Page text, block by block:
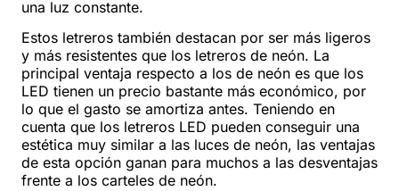
una luz constante.
Estos letreros también destacan por ser más ligeros
y más resistentes que los letreros de neón. La
principal ventaja respecto a los de neón es que los
LED tienen un precio bastante más económico, por
lo que el gasto se amortiza antes. Teniendo en
cuenta que los letreros LED pueden conseguir una
estética muy similar a las luces de neón, las ventajas
de esta opción ganan para muchos a las desventajas
frente a los carteles de neón.